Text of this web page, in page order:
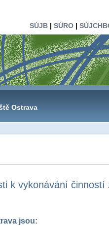
SÚJB| SÚRO|
Ostrava
k vykonávání
jsou: